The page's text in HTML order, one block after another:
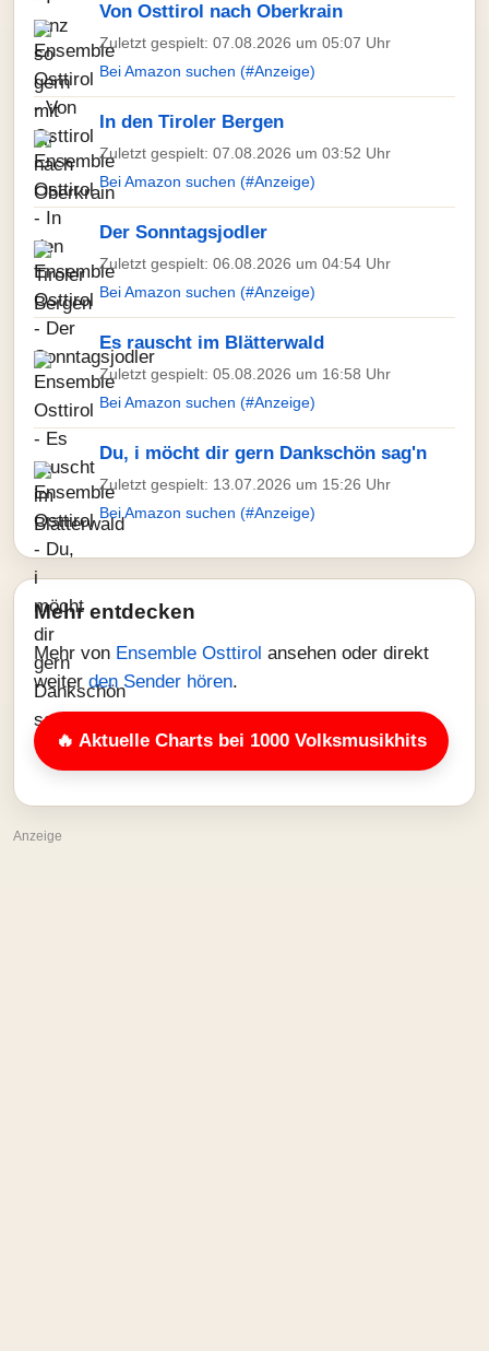
Von Osttirol nach Oberkrain
Zuletzt gespielt: 07.08.2026 um 05:07 Uhr
Bei Amazon suchen (#Anzeige)
In den Tiroler Bergen
Zuletzt gespielt: 07.08.2026 um 03:52 Uhr
Bei Amazon suchen (#Anzeige)
Der Sonntagsjodler
Zuletzt gespielt: 06.08.2026 um 04:54 Uhr
Bei Amazon suchen (#Anzeige)
Es rauscht im Blätterwald
Zuletzt gespielt: 05.08.2026 um 16:58 Uhr
Bei Amazon suchen (#Anzeige)
Du, i möcht dir gern Dankschön sag'n
Zuletzt gespielt: 13.07.2026 um 15:26 Uhr
Bei Amazon suchen (#Anzeige)
Mehr entdecken
Mehr von Ensemble Osttirol ansehen oder direkt
weiter den Sender hören.
🔥 Aktuelle Charts bei 1000 Volksmusikhits
Anzeige